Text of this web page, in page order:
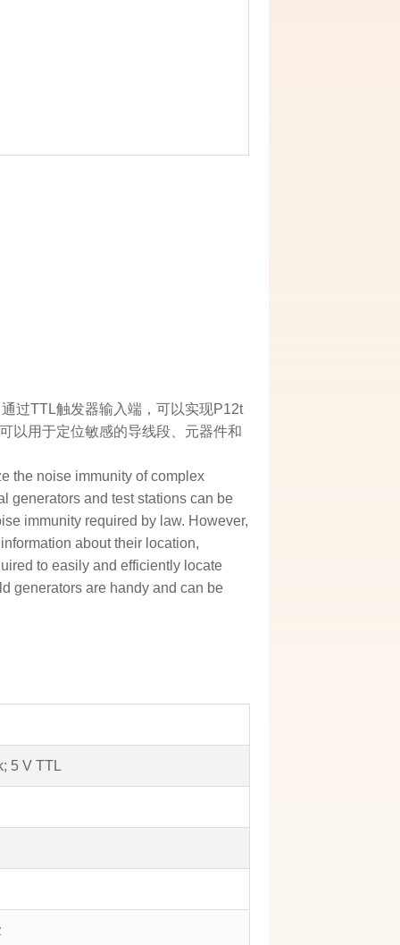
过TTL触发器输入端，可以实现P12t
以用于定位敏感的导线段、元器件和
the noise immunity of complex
generators and test stations can be
immunity required by law. However,
about their location,
to easily and efficiently locate
generators are handy and can be
5 V TTL